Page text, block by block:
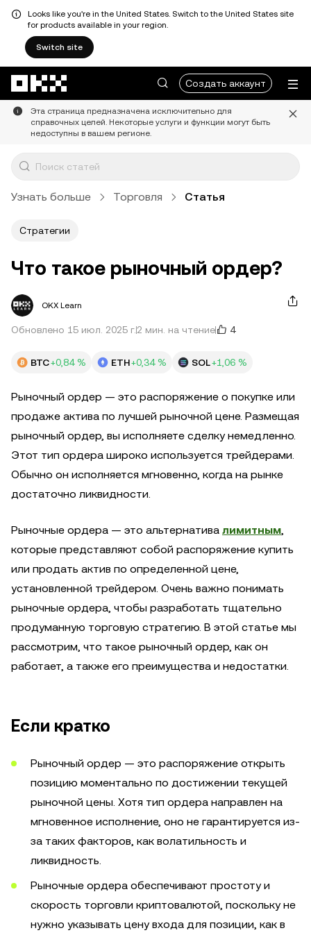
Looks like you're in the United States. Switch to the United States site
for products available in your region.
Switch site
Создать аккаунт
Эта страница предназначена исключительно для
справочных целей. Некоторые услуги и функции могут быть
недоступны в вашем регионе.
Узнать больше Торговля Статья
Стратегии
Что такое рыночный ордер?
OKX Learn
Обновлено 15 июл. 2025 г. 2 мин. на чтение 4
BTC+0,84 % ETH+0,34 % SOL+1,06 %
Рыночный ордер — это распоряжение о покупке или
продаже актива по лучшей рыночной цене. Размещая
рыночный ордер, вы исполняете сделку немедленно.
Этот тип ордера широко используется трейдерами.
Обычно он исполняется мгновенно, когда на рынке
достаточно ликвидности.
Рыночные ордера — это альтернатива лимитным,
которые представляют собой распоряжение купить
или продать актив по определенной цене,
установленной трейдером. Очень важно понимать
рыночные ордера, чтобы разработать тщательно
продуманную торговую стратегию. В этой статье мы
рассмотрим, что такое рыночный ордер, как он
работает, а также его преимущества и недостатки.
Если кратко
Рыночный ордер — это распоряжение открыть
позицию моментально по достижении текущей
рыночной цены. Хотя тип ордера направлен на
мгновенное исполнение, оно не гарантируется из-
за таких факторов, как волатильность и
ликвидность.
Рыночные ордера обеспечивают простоту и
скорость торговли криптовалютой, поскольку не
нужно указывать цену входа для позиции, как в